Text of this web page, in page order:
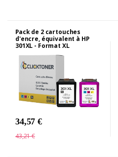
Pack de 2 cartouches
d'encre, équivalent à HP
301XL - Format XL
34,57 €
43,21 €